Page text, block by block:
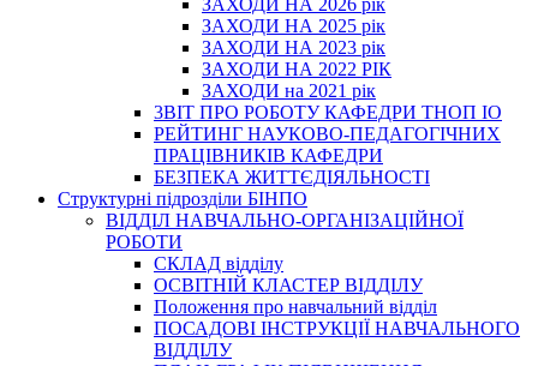
ЗАХОДИ НА 2026 рік
ЗАХОДИ НА 2025 рік
ЗАХОДИ НА 2023 рік
ЗАХОДИ НА 2022 РІК
ЗАХОДИ на 2021 рік
3BIT ПРО РОБОТУ КАФЕДРИ ТНОП ІО
РЕЙТИНГ НАУКОВО-ПЕДАГОГІЧНИХ
ПРАЦІВНИКІВ КАФЕДРИ
БЕЗПЕКА ЖИТТЄДІЯЛЬНОСТІ
Структурні підрозділи БІНПО
ВІДДІЛ НАВЧАЛЬНО-ОРГАНІЗАЦІЙНОЇ
РОБОТИ
СКЛАД відділу
ОСВІТНІЙ КЛАСТЕР ВІДДІЛУ
Положення про навчальний вiддiл
ПОСАДОВІ ІНСТРУКЦІЇ НАВЧАЛЬНОГО
ВІДДІЛУ